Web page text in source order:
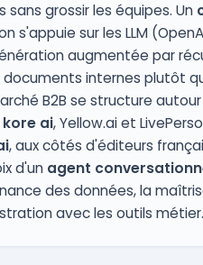
grossir les équipes. Un
s'appuie sur les LLM
augmentée par
documents internes plutôt
B2B se structure
kore ai, Yellow.ai et
, aux côtés d'éditeurs
d'un agent
des données, la
avec les outils métier.